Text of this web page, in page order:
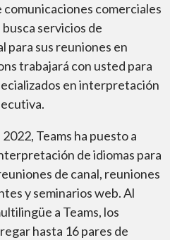
Meeting
comunicaciones comerciales
busca servicios de
sus reuniones en
trabajará con usted para
en interpretación
Teams ha puesto a
de idiomas para
de canal, reuniones
y seminarios web. Al
a Teams, los
hasta 16 pares de